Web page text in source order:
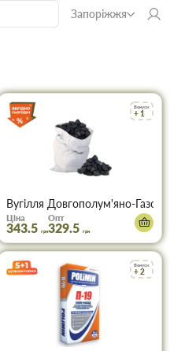
Запоріжжя
Бонуси
+ 1
Вугілля Довгополум'яно-
Ціна
343.5 грн
Опт
329.5 грн
Бонуси
+ 2